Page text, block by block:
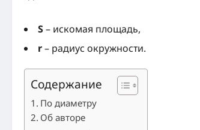
S– искомая площадь,
r– радиус окружности.
Содержание
По диаметру
Об авторе